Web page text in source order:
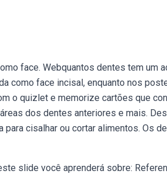
face. Webquantos dentes tem um
como face incisal, enquanto nos
o quizlet e memorize cartões que
dos dentes anteriores e mais.
cisalhar ou cortar alimentos. Os
slide você aprenderá sobre: